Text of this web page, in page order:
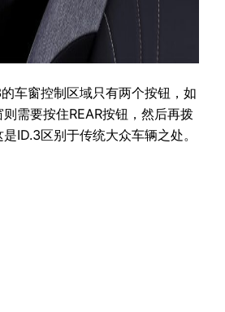
车窗控制区域只有两个按钮，如
需要按住REAR按钮，然后再拨
ID.3区别于传统大众车辆之处。